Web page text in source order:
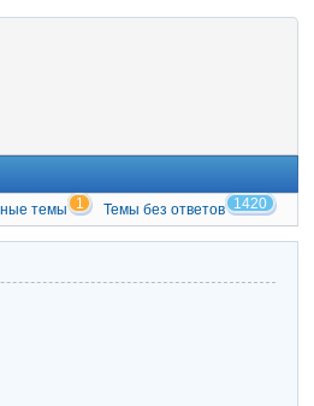
темы 1 Темы без ответов 1420